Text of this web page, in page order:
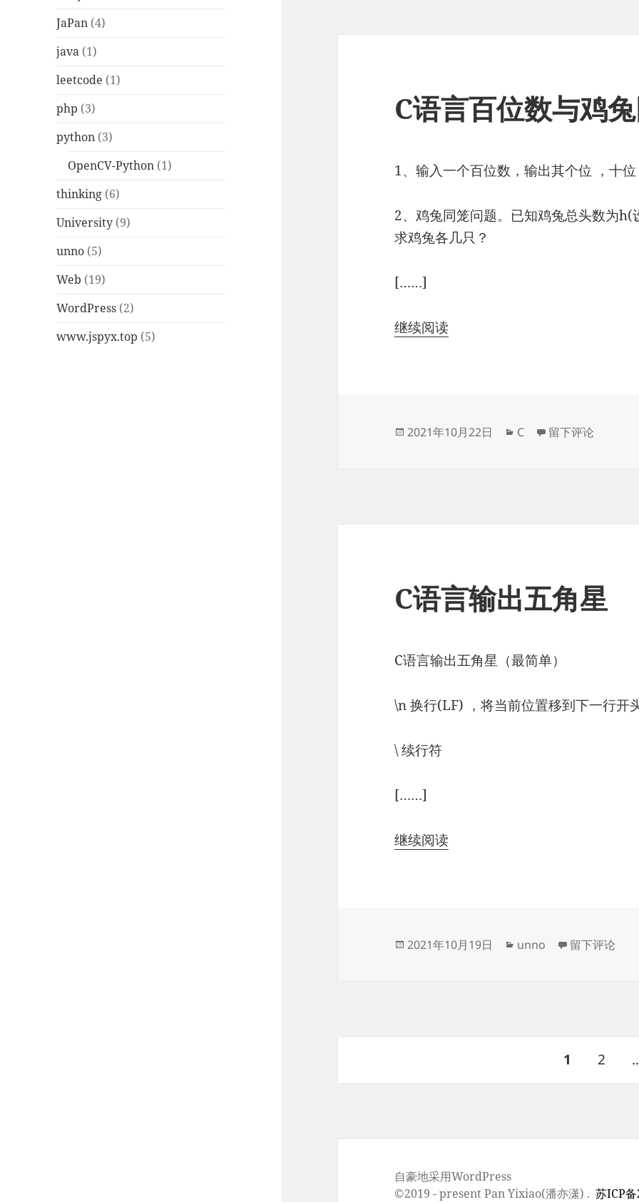
JaPan (4)
java (1)
leetcode (1)
php (3)
python (3)
OpenCV-Python (1)
thinking (6)
University (9)
unno (5)
Web (19)
WordPress (2)
www.jspyx.top (5)
C语言百位数与鸡
1、输入一个百位数，输出其个位 ，十
2、鸡兔同笼问题。已知鸡兔总头数为
求鸡兔各几只？
[……]
继续阅读
发
2021年10月22日
分
C 于C语言百位数
留下评论
C语言输出五角星
C语言输出五角星（最简单）
\n 换行(LF) ，将当前位置移到下一行开
\ 续行符
[……]
继续阅读
发
2021年10月19日
分
unno 于C语言输出
留下评论
页
1 页
2
自豪地采用WordPress
©2019 - presentPan Yixiao(潘亦潇) .苏ICP